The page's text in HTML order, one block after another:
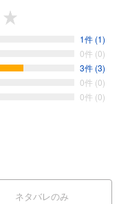
ドタバタ学園ラブコメデ
1件 (1)
0件 (0)
3件 (3)
0件 (0)
0件 (0)
ネタバレのみ